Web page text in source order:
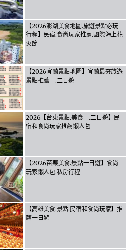
【2026澎湖美食地圖.旅遊景點必玩
行程】民宿.食尚玩家推薦.國際海上花
火節
【2026宜蘭景點地圖】宜蘭最夯旅遊
景點推薦一.二日遊
2026【台東景點.美食一.二日遊】民
宿和食尚玩家推薦懶人包
【2026苗栗美食.景點一日遊】食尚
玩家懶人包.私房行程
【高雄美食.景點.民宿和食尚玩家】推
薦一日遊